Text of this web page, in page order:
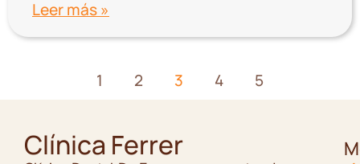
Leer más »
1 2 3 4 5
Clínica Ferrer